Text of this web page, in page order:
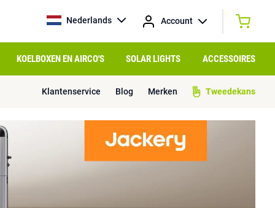
Nederlands Account
KOELBOXEN EN AIRCO'S SOLAR LIGHTS ACCESSOIRES
Klantenservice Blog Merken Tweedekans